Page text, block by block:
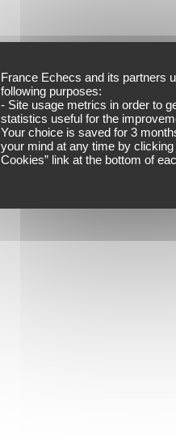
France Echecs and its partners
following purposes:
- Site usage metrics in order to
statistics useful for the
Your choice is saved for 3
your mind at any time by clicking
Cookies” link at the bottom of